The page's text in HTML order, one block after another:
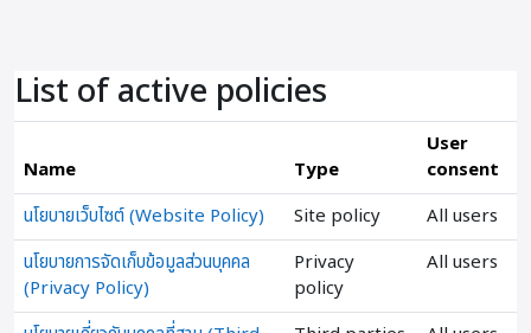
List of active policies
Name Type
User
consent
นโยบายเว็บไซต์ (Website Policy)
Site policy
All users
นโยบายการจัดเก็บข้อมูลส่วนบุคคล
(Privacy Policy)
Privacy
policy
All users